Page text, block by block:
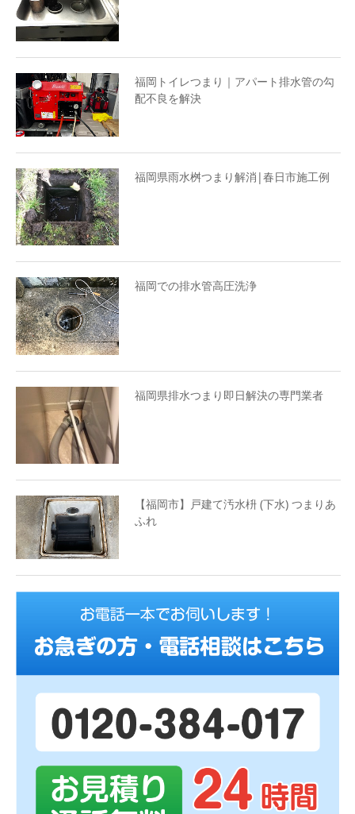
福岡トイレつまり｜アパート排水管の勾
配不良を解決
福岡県雨水桝つまり解消|春日市施工例
福岡での排水管高圧洗浄
福岡県排水つまり即日解決の専門業者
【福岡市】戸建て汚水枡 (下水) つまりあ
ふれ